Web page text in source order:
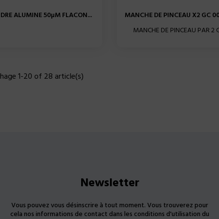
ALUMINE 50µM FLACON...
MANCHE DE PINCEAU X2 GC
MANCHE DE PINCEAU PAR 2
1-20 of 28 article(s)
Newsletter
Vous pouvez vous désinscrire à tout moment. Vous trouverez pour
cela nos informations de contact dans les conditions d'utilisation du